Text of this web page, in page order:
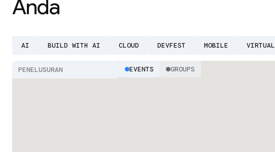
Anda
AI BUILD WITH AI CLOUD DEVFEST MOBILE VIRTUAL
EVENTS GROUPS